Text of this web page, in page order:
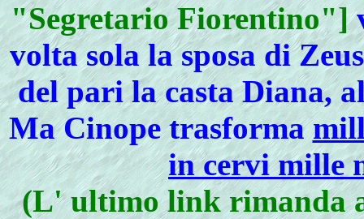
"Segretario Fiorentino"]
volta sola la sposa di
del pari la casta Diana,
Ma Cinope trasforma
in cervi mille
(L' ultimo link rimanda